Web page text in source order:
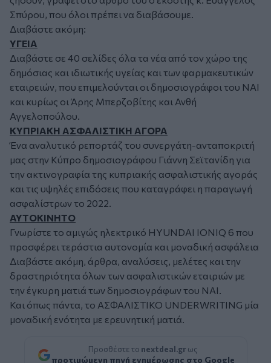
Σπύρου, που όλοι πρέπει να διαβάσουμε.
Διαβάστε ακόμη:
ΥΓΕΙΑ
Διαβάστε σε 40 σελίδες όλα τα νέα από τον χώρο της
δημόσιας και ιδιωτικής υγείας και των φαρμακευτικών
εταιρειών, που επιμελούνται οι δημοσιογράφοι του ΝΑΙ
και κυρίως οι Άρης Μπερζοβίτης και Ανθή
Αγγελοπούλου.
ΚΥΠΡΙΑΚΗ ΑΣΦΑΛΙΣΤΙΚΗ ΑΓΟΡΑ
Ένα αναλυτικό ρεπορτάζ του συνεργάτη-ανταποκριτή
μας στην Κύπρο δημοσιογράφου Γιάννη Σεϊτανίδη για
την ακτινογραφία της κυπριακής ασφαλιστικής αγοράς
και τις υψηλές επιδόσεις που καταγράφει η παραγωγή
ασφαλίστρων το 2022.
ΑΥΤΟΚΙΝΗΤΟ
Γνωρίστε το αμιγώς ηλεκτρικό HYUNDAI IONIQ 6 που
προσφέρει τεράστια αυτονομία και μοναδική ασφάλεια
Διαβάστε ακόμη, άρθρα, αναλύσεις, μελέτες και την
δραστηριότητα όλων των ασφαλιστικών εταιριών με
την έγκυρη ματιά των δημοσιογράφων του ΝΑΙ.
Και όπως πάντα, το ΑΣΦΑΛΙΣΤΙΚΟ UNDERWRITING μία
μοναδική ενότητα με ερευνητική ματιά.
Προσθέστε το nextdeal.gr ως
προτιμώμενη πηγή ενημέρωσης στο Google